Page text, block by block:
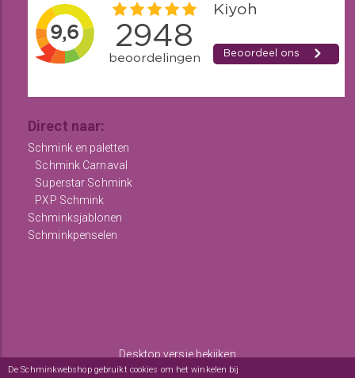
Direct naar:
Schmink en paletten
Schmink Carnaval
Superstar Schmink
PXP Schmink
Schminksjablonen
Schminkpenselen
Desktop versie bekijken
De Schminkwebshop gebruikt cookies om het winkelen bij